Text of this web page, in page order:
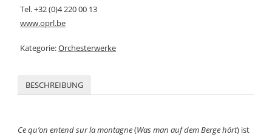
Tel. +32 (0)4 220 00 13
www.oprl.be
Kategorie:Orchesterwerke
BESCHREIBUNG
Ce qu’on entend sur la montagne(Was man auf dem Berge hört) ist